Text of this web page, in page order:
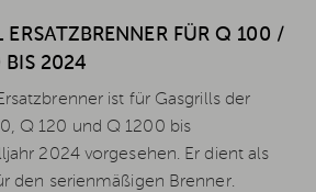
ERSATZBRENNER FÜR Q 100 /
2024
ist für Gasgrills der
Q 120 und Q 1200 bis
2024 vorgesehen. Er dient als
den serienmäßigen Brenner.